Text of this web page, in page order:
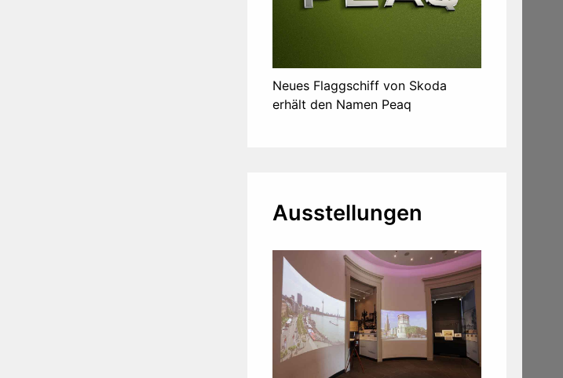
Neues Flaggschiff von Skoda
erhält den Namen Peaq
Ausstellungen